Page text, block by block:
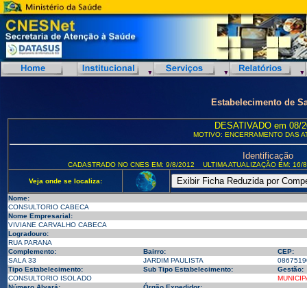
Estabelecimento de
DESATIVADO em 08/
MOTIVO: ENCERRAMENTO DAS
Identificação
CADASTRADO NO CNES EM: 9/8/2012 ULTIMA ATUALIZAÇÃO EM:
Veja onde se localiza:
Nome:
CONSULTORIO CABECA
Nome Empresarial:
VIVIANE CARVALHO CABECA
Logradouro:
RUA PARANA
Complemento:
Bairro:
CEP:
SALA 33
JARDIM PAULISTA
Tipo Estabelecimento:
Sub Tipo Estabelecimento:
Gestão:
CONSULTORIO ISOLADO